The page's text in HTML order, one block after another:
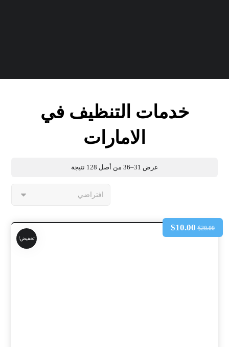
خدمات التنظيف في
الامارات
عرض 31–36 من أصل 128 نتيجة
تخفيض!
$20.00
$10.00